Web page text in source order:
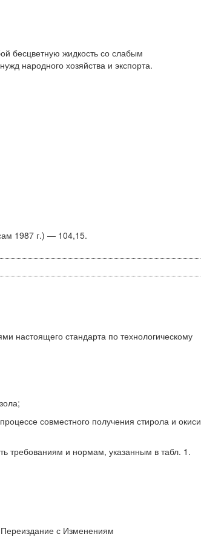
бесцветную жидкость со слабым
народного хозяйства и экспорта.
1987 г.) — 104,15.
настоящего стандарта по технологическому
совместного получения стирола и окиси
требованиям и нормам, указанным в табл. 1.
с Изменениям